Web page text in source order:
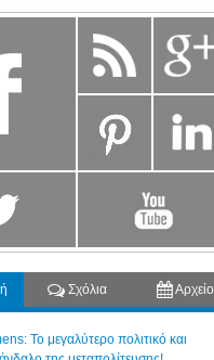
Σχόλια Αρχείο
Το μεγαλύτερο πολιτικό και